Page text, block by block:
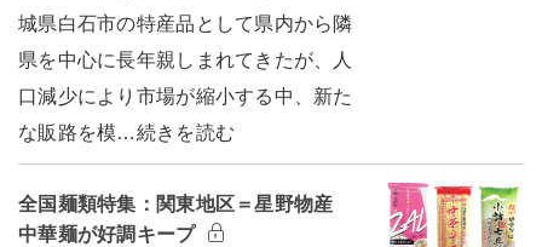
城県白石市の特産品として県内から隣
県を中心に長年親しまれてきたが、人
口減少により市場が縮小する中、新た
な販路を模…続きを読む
全国麺類特集：関東地区＝星野物産
中華麺が好調キープ